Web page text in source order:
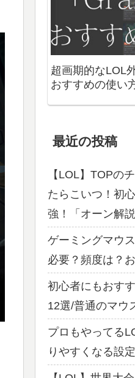
LOL歴10年が解
グル
超画期的なLOL
おすすめの使い
最近の投稿
【LOL】TOPの
たらこいつ！初